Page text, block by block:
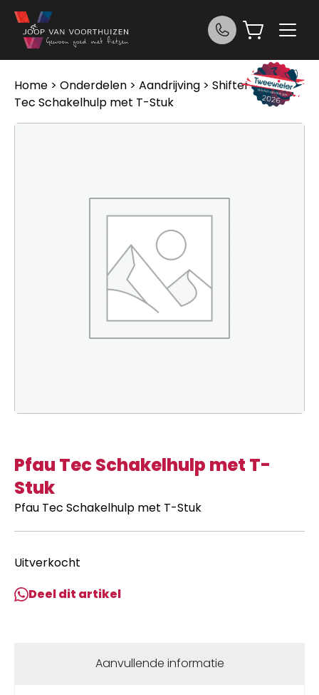
Ga naar de inhoud
Home > Onderdelen > Aandrijving > Shifters> Pfau
Tec Schakelhulp met T-Stuk
Pfau Tec Schakelhulp met T-
Stuk
Pfau Tec Schakelhulp met T-Stuk
Uitverkocht
Deel dit artikel
Aanvullende informatie